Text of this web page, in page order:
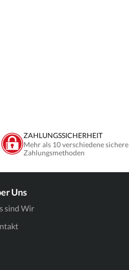
ZAHLUNGSSICHERHEIT
Mehr als 10 verschiedene sichere
Zahlungsmethoden
Uns
sind Wir